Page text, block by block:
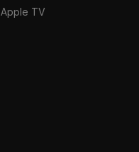
Apple TV